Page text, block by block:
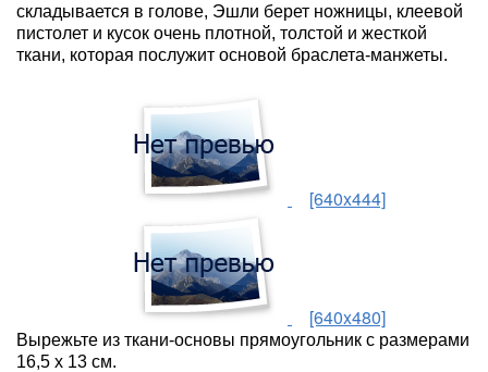
складывается в голове, Эшли берет ножницы, клеевой
пистолет и кусок очень плотной, толстой и жесткой
ткани, которая послужит основой браслета-манжеты.
[640x444]
[640x480]
Вырежьте из ткани-основы прямоугольник с размерами
16,5 х 13 см.